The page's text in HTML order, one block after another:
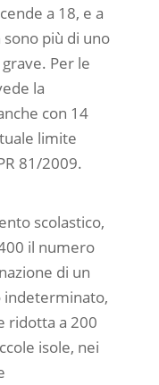
a 18, e a
sono più di uno
Per le
la
con 14
limite
81/2009.
scolastico,
il numero
di un
indeterminato,
ridotta a 200
isole, nei